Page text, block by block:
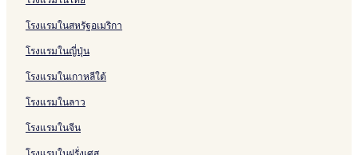
S
u
n
a
o
D
e
s
i
n
p
P
h
u
k
t
P
o
l
S
u
t
p
b
y
A
r
c
R
s
o
r
t
s
d
e
n
c
C
p
e
t
a
y
-
a
e
i
d
e
R
s
i
t
t
R
e
o
h
-
P
a
t
n
m
t
H
i
l
t
r
e
m
i
r
l
r
y
H
o
e
d
R
e
s
o
t
B
C
o
n
d
B
t
a
u
D
u
i
o
a
B
e
a
h
a
t
r
a
R
s
D
a
n
g
j
t
บ
o
u
t
i
u
โรงแรมในสหรัฐอเมริกา
โรงแรมในญี่ปุ่น
โรงแรมในเกาหลีใต้
โรงแรมในลาว
โรงแรมในจีน